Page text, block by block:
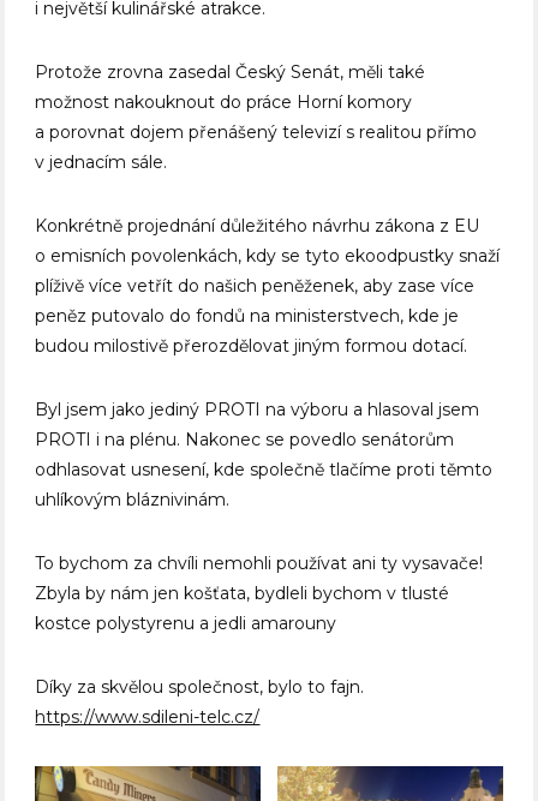
i největší kulinářské atrakce.
Protože zrovna zasedal Český Senát, měli také
možnost nakouknout do práce Horní komory
a porovnat dojem přenášený televizí s realitou přímo
v jednacím sále.
Konkrétně projednání důležitého návrhu zákona z EU
o emisních povolenkách, kdy se tyto ekoodpustky snaží
plíživě více vetřít do našich peněženek, aby zase více
peněz putovalo do fondů na ministerstvech, kde je
budou milostivě přerozdělovat jiným formou dotací.
Byl jsem jako jediný PROTI na výboru a hlasoval jsem
PROTI i na plénu. Nakonec se povedlo senátorům
odhlasovat usnesení, kde společně tlačíme proti těmto
uhlíkovým bláznivinám.
To bychom za chvíli nemohli používat ani ty vysavače!
Zbyla by nám jen košťata, bydleli bychom v tlusté
kostce polystyrenu a jedli amarouny
Díky za skvělou společnost, bylo to fajn.
https://www.sdileni-telc.cz/